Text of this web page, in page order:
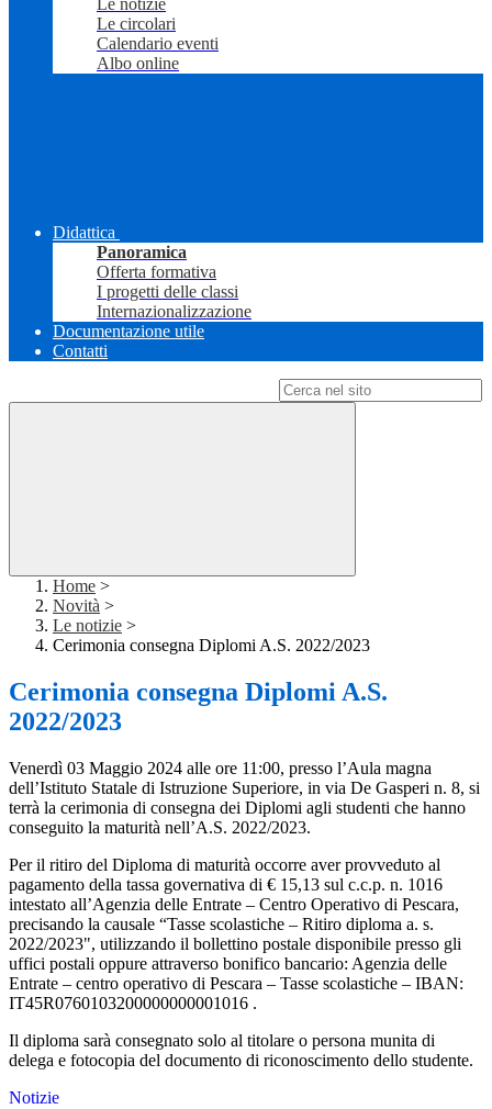
Le notizie
Le circolari
Calendario eventi
Albo online
Didattica
Panoramica
Offerta formativa
I progetti delle classi
Internazionalizzazione
Documentazione utile
Contatti
Home >
Novità >
Le notizie >
Cerimonia consegna Diplomi A.S. 2022/2023
Cerimonia consegna Diplomi A.S.
2022/2023
Venerdì 03 Maggio 2024 alle ore 11:00, presso l’Aula magna
dell’Istituto Statale di Istruzione Superiore, in via De Gasperi n. 8, si
terrà la cerimonia di consegna dei Diplomi agli studenti che hanno
conseguito la maturità nell’A.S. 2022/2023.
Per il ritiro del Diploma di maturità occorre aver provveduto al
pagamento della tassa governativa di € 15,13 sul c.c.p. n. 1016
intestato all’Agenzia delle Entrate – Centro Operativo di Pescara,
precisando la causale “Tasse scolastiche – Ritiro diploma a. s.
2022/2023", utilizzando il bollettino postale disponibile presso gli
uffici postali oppure attraverso bonifico bancario: Agenzia delle
Entrate – centro operativo di Pescara – Tasse scolastiche – IBAN:
IT45R0760103200000000001016 .
Il diploma sarà consegnato solo al titolare o persona munita di
delega e fotocopia del documento di riconoscimento dello studente.
Notizie